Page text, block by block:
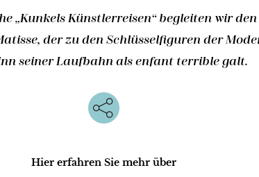
„Kunkels Künstlerreisen“ begleiten wir
der zu den Schlüsselfiguren der
seiner Laufbahn als enfant terrible galt.
Hier erfahren Sie mehr über